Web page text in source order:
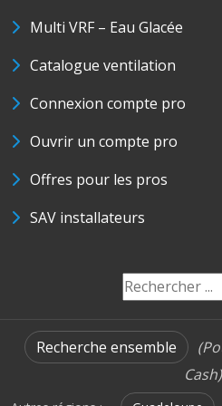
Multi VRF – Eau Glacée
Catalogue ventilation
Connexion compte pro
Ouvrir un compte pro
Offres pour les pros
SAV installateurs
Recherche ensemble
Cash)